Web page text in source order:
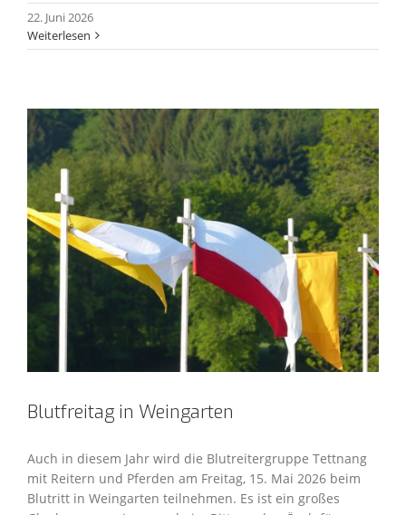
22. Juni 2026
Weiterlesen
Blutfreitag in Weingarten
Auch in diesem Jahr wird die Blutreitergruppe Tettnang
mit Reitern und Pferden am Freitag, 15. Mai 2026 beim
Blutritt in Weingarten teilnehmen. Es ist ein großes